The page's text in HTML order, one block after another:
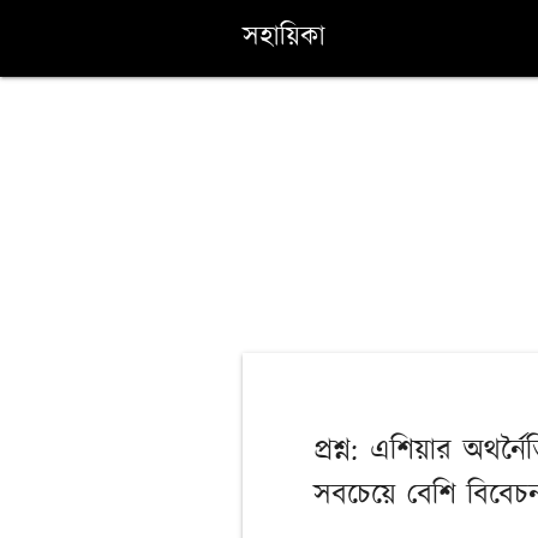
সহায়িকা
প্রশ্ন: এশিয়ার
সবচেয়ে বেশি